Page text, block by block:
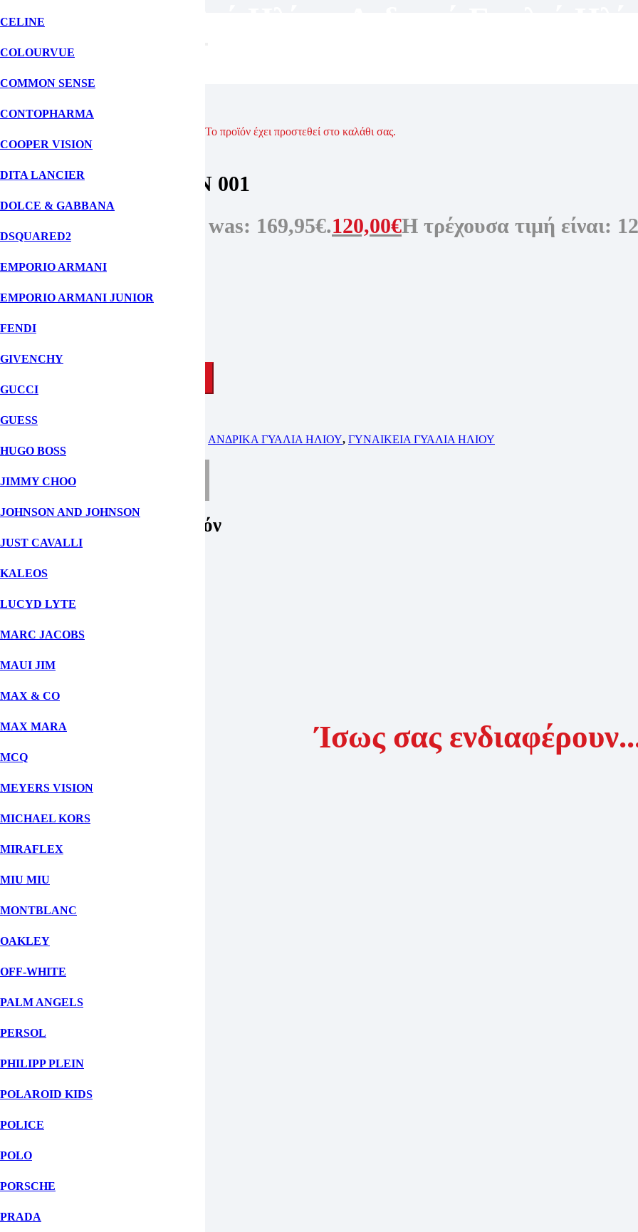
CELINE
COLOURVUE
COMMON SENSE
CONTOPHARMA
COOPER VISION
DITA LANCIER
DOLCE & GABBANA
DSQUARED2
EMPORIO ARMANI
EMPORIO ARMANI JUNIOR
FENDI
GIVENCHY
GUCCI
GUESS
HUGO BOSS
JIMMY CHOO
JOHNSON AND JOHNSON
JUST CAVALLI
KALEOS
LUCYD LYTE
MARC JACOBS
MAUI JIM
MAX & CO
MAX MARA
MCQ
MEYERS VISION
MICHAEL KORS
MIRAFLEX
MIU MIU
MONTBLANC
OAKLEY
OFF-WHITE
PALM ANGELS
PERSOL
PHILIPP PLEIN
POLAROID KIDS
POLICE
POLO
PORSCHE
PRADA
Το προϊόν έχει προστεθεί στο καλάθι σας.
Unisex Γυαλιά Ηλίου
ΑΡΧΙΚΗ ΣΕΛΙΔΑ
ROUND METAL RB 3447N 001
Ray-Ban
Round Metal rb 3447N 001
Original price was: 169,95€.120,00€Η τρέχουσα τιμή είναι:
Μάρκα: Ray-Ban
Χρώμα Σκελετού: Χρυσό
Υλικό Σκελετού: Μεταλλικό
Φύλο: Ανδρικά, Γυναικεία, UNISEX
Σε απόθεμα
ΑΝΔΡΙΚΑ ΓΥΑΛΙΑ ΗΛΙΟΥ, ΓΥΝΑΙΚΕΙΑ ΓΥΑΛΙΑ ΗΛΙΟΥ
ΡΩΤΗΣΤΕ ΜΑΣ ΓΙΑ ΤΟ ΠΡΟΪΟΝ
Ρωτήστε μας για το προϊόν
Fill out this field
Fill out this field
Fill out this field
Αποστολή
Ίσως σας